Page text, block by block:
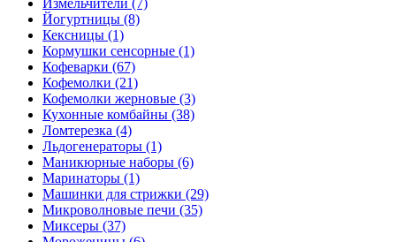
Йогуртницы (8)
Кексницы (1)
Кормушки сенсорные (1)
Кофеварки (67)
Кофемолки (21)
Кофемолки жерновые (3)
Кухонные комбайны (38)
Ломтерезка (4)
Льдогенераторы (1)
Маникюрные наборы (6)
Маринаторы (1)
Машинки для стрижки (29)
Микроволновые печи (35)
Миксеры (37)